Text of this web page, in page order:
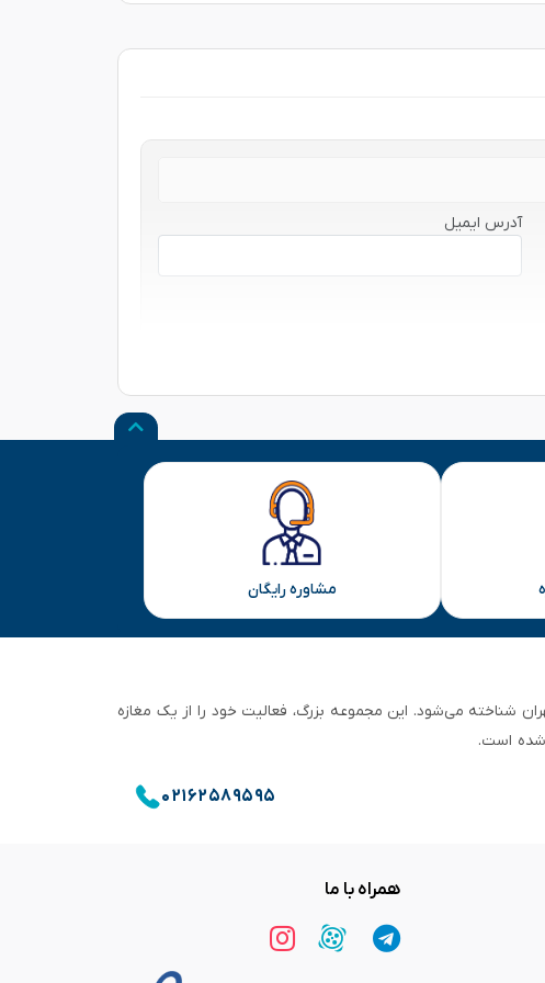
آدرس ایمیل
مشاوره رایگان
غرب استان تهران شناخته می‌شود. این مجموعه بزرگ، فعالیت خود را از یک مغازه
شده است.
۰۲۱۶۲۵۸۹۵۹۵
همراه با ما